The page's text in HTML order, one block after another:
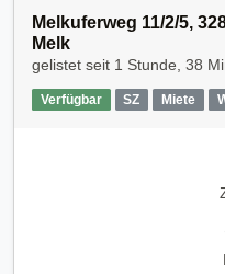
Melkuferweg 11/2/5,
Melk
gelistet seit 1 Stunde, 38
Verfügbar SZ Miete